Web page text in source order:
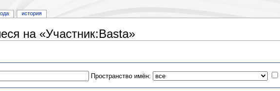
на «Участник:Basta»
Пространство имён:
история